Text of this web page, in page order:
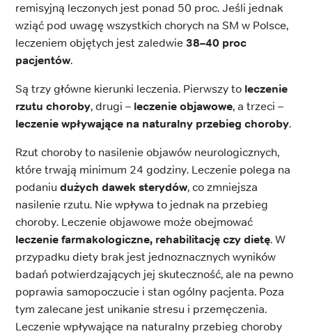
remisyjną leczonych jest ponad 50 proc. Jeśli jednak
wziąć pod uwagę wszystkich chorych na SM w Polsce,
leczeniem objętych jest zaledwie38–40 proc
pacjentów.
Są trzy główne kierunki leczenia. Pierwszy to leczenie
rzutu choroby, drugi – leczenie objawowe, a trzeci –
leczenie wpływające na naturalny przebieg choroby.
Rzut choroby to nasilenie objawów neurologicznych,
które trwają minimum 24 godziny. Leczenie polega na
podaniu dużych dawek sterydów, co zmniejsza
nasilenie rzutu. Nie wpływa to jednak na przebieg
choroby. Leczenie objawowe może obejmować
leczenie farmakologiczne, rehabilitację czy dietę. W
przypadku diety brak jest jednoznacznych wyników
badań potwierdzających jej skuteczność, ale na pewno
poprawia samopoczucie i stan ogólny pacjenta. Poza
tym zalecane jest unikanie stresu i przemęczenia.
Leczenie wpływające na naturalny przebieg choroby